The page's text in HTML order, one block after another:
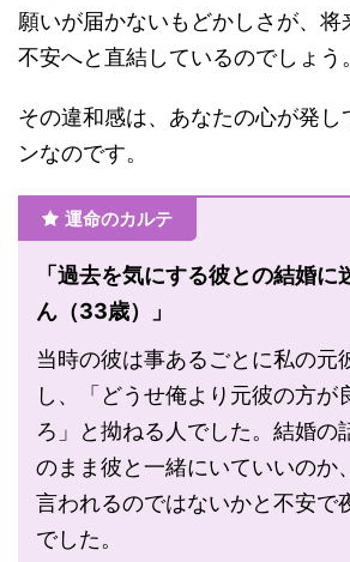
願いが届かないもどかしさが、
不安へと直結しているのでしょう。
その違和感は、あなたの心が発し
ンなのです。
運命のカルテ
「過去を気にする彼との結婚に
ん（33歳）」
当時の彼は事あるごとに私の元
し、「どうせ俺より元彼の方が
ろ」と拗ねる人でした。結婚の
のまま彼と一緒にいていいのか
言われるのではないかと不安で
でした。